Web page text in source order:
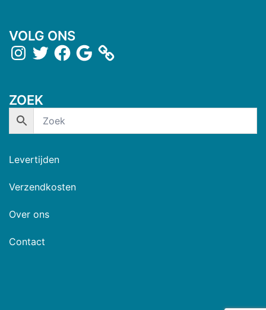
VOLG ONS
ZOEK
Levertijden
Verzendkosten
Over ons
Contact